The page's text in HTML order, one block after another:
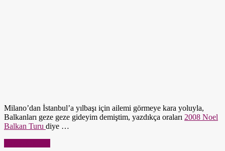
Milano’dan İstanbul’a yılbaşı için ailemi görmeye kara yoluyla,
Balkanları geze geze gideyim demiştim, yazdıkça oraları 2008 Noel
Balkan Turu diye …